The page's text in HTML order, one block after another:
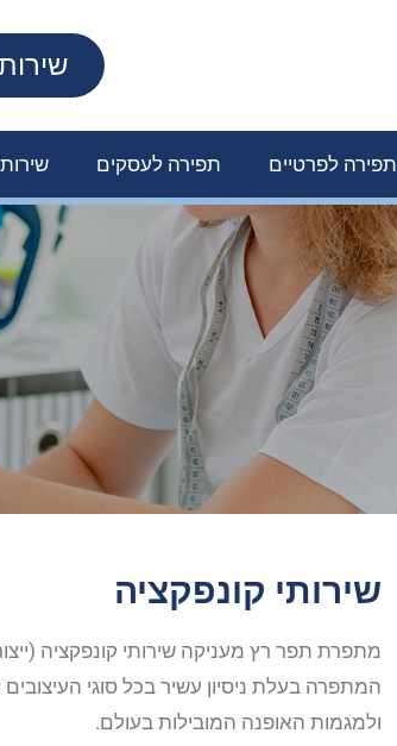
שירות
תפירה לפרטיים תפירה לעסקים
שירותי קונפקציה
מתפרת תפר רץ מעניקה שירותי קונפקציה
המתפרה בעלת ניסיון עשיר בכל סוגי
ולמגמות האופנה המובילות בעולם.